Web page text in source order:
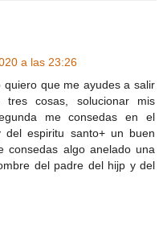
a las 23:26
que me ayudes a salir
cosas, solucionar mis
me consedas en el
espiritu santo+ un buen
consedas algo anelado una
del padre del hijp y del